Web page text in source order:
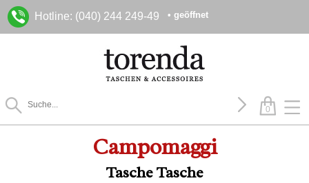
Hotline: (040) 244 249-49 • geöffnet
0
Campomaggi
Tasche Tasche